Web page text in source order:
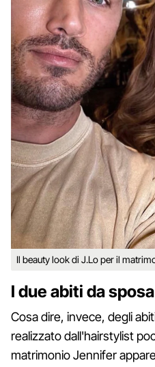
Il beauty look di J.Lo per il
I due abiti da
Cosa dire, invece, degli
realizzato dall'hairstylist
matrimonio Jennifer